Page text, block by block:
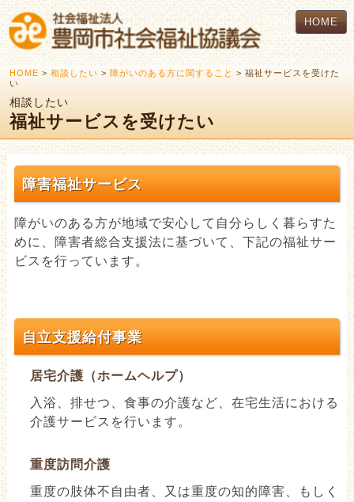
HOME
HOME > 相談したい > 障がいのある方に関すること > 福祉サービスを受けた
い
相談したい
福祉サービスを受けたい
障害福祉サービス
障がいのある方が地域で安心して自分らしく暮らすた
めに、障害者総合支援法に基づいて、下記の福祉サー
ビスを行っています。
自立支援給付事業
居宅介護（ホームヘルプ）
入浴、排せつ、食事の介護など、在宅生活における
介護サービスを行います。
重度訪問介護
重度の肢体不自由者、又は重度の知的障害、もしく